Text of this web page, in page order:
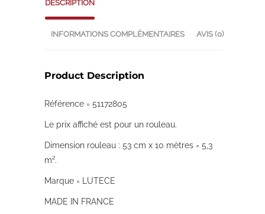
DESCRIPTION
INFORMATIONS COMPLÉMENTAIRES AVIS (0)
Product Description
Référence = 51172805
Le prix affiché est pour un rouleau.
Dimension rouleau : 53 cm x 10 mètres = 5,3
m².
Marque = LUTECE
MADE IN FRANCE